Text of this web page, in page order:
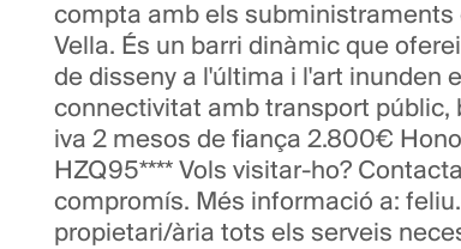
compta amb els subministraments
Vella. És un barri dinàmic que
de disseny a l'última i l'art inunden
connectivitat amb transport
iva 2 mesos de fiança 2.800€
HZQ95**** Vols visitar-ho?
compromís. Més informació a:
propietari/ària tots els serveis